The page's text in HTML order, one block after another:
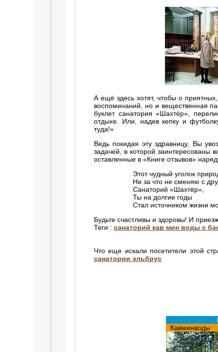
А ещё здесь хотят, чтобы о
воспоминаний, но и вещественная
буклет санатория «Шахтёр»,
отдыхе. Или, надев кепку и
туда!»
Ведь покидая эту здравницу, Вы
задачей, в которой
оставленные в «Книге отзывов»
Этот чудный уголок
Ни за что не сменяю с
Санаторий «Шахтёр»,
Ты на долгие годы
Стал источником жизни
Будьте счастливы и здоровы! И
Теги : санаторий кав мин воды с
Что еще искали посетители этой
санатории эльбрус
Кавминводы